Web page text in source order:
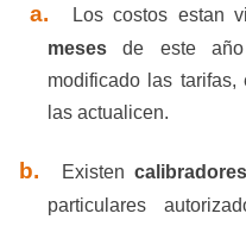
a. Los costos estan
meses de este
modificado las
las actualicen.
b. Existen
particulares